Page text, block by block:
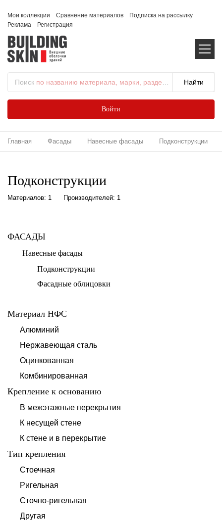
Мои коллекции Сравнение материалов
Подписка на рассылку
Реклама
Регистрация
Поиск по названию материала, марки, раздела...
Войти
Главная Фасады Навесные фасады Подконструкции
Подконструкции
Материалов: 1 Производителей: 1
ФАСАДЫ
Навесные фасады
Подконструкции
Фасадные облицовки
Материал НФС
Алюминий
Нержавеющая сталь
Оцинкованная
Комбинированная
Крепление к основанию
В межэтажные перекрытия
К несущей стене
К стене и в перекрытие
Тип крепления
Стоечная
Ригельная
Сточно-ригельная
Другая